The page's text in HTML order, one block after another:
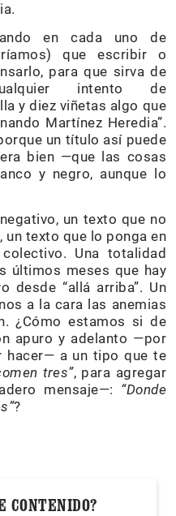
en cada uno de
que escribir o
para que sirva de
intento de
y diez viñetas algo que
Martínez Heredia”.
un título así puede
bien —que las cosas
y negro, aunque lo
un texto que no
un texto que lo ponga en
Una totalidad
últimos meses que hay
desde “allá arriba”. Un
a la cara las anemias
¿Cómo estamos si de
apuro y adelanto —por
hacer— a un tipo que te
tres”, para agregar
mensaje—: “Donde
?
CONTENIDO?